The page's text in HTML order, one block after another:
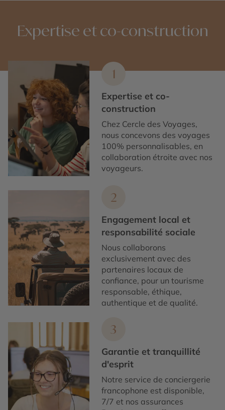
Expertise et co-construction
1
Expertise et co-
construction
Chez Cercle des Voyages,
nous concevons des voyages
100% personnalisables, en
collaboration étroite avec nos
voyageurs.
2
Engagement local et
responsabilité sociale
Nous collaborons
exclusivement avec des
partenaires locaux de
confiance, pour un tourisme
responsable, éthique,
authentique et de qualité.
3
Garantie et tranquillité
d'esprit
Notre service de conciergerie
francophone est disponible,
7/7 et nos assurances